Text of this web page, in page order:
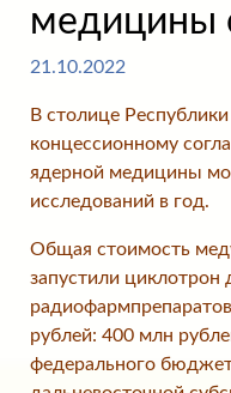
медицины
21.10.2022
В столице
концессионному
ядерной медицины
исследований в год.
Общая стоимость
запустили циклотрон
рублей: 400 млн
федерального